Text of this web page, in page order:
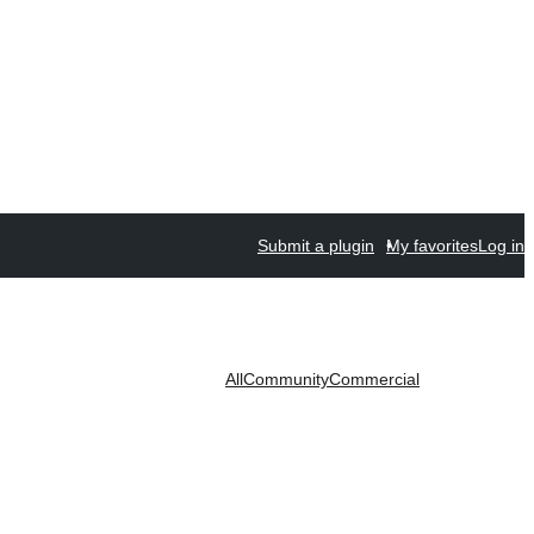
Submit a plugin My favoritesLog in
AllCommunityCommercial